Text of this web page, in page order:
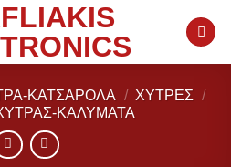
ΚΑΤΣΑΡΟΛΑ / ΧΥΤΡΕΣ /
ΚΑΛΥΜΑΤΑ